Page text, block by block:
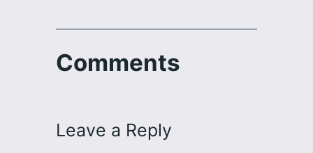
Comments
Leave a Reply